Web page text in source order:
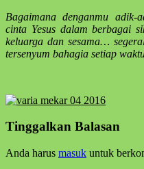
Bagaimana denganmu
cinta Yesus dalam berbagai
keluarga dan sesama…
tersenyum bahagia setiap
Skip
to
main
Tinggalkan Balasan
Anda harus masuk untuk